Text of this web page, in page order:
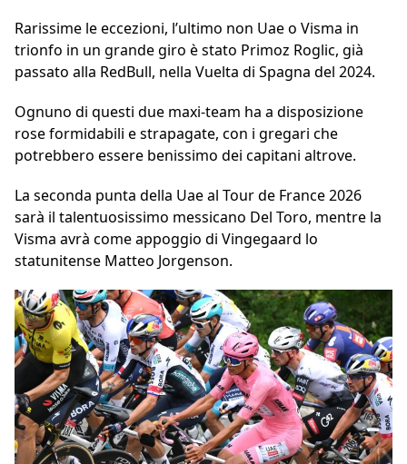
Rarissime le eccezioni, l’ultimo non Uae o Visma in
trionfo in un grande giro è stato Primoz Roglic, già
passato alla RedBull, nella Vuelta di Spagna del 2024.
Ognuno di questi due maxi-team ha a disposizione
rose formidabili e strapagate, con i gregari che
potrebbero essere benissimo dei capitani altrove.
La seconda punta della Uae al Tour de France 2026
sarà il talentuosissimo messicano Del Toro, mentre la
Visma avrà come appoggio di Vingegaard lo
statunitense Matteo Jorgenson.